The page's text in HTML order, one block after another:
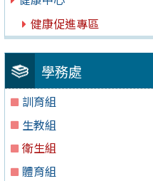
健康促進專區
學務處
訓育組
生教組
衛生組
體育組